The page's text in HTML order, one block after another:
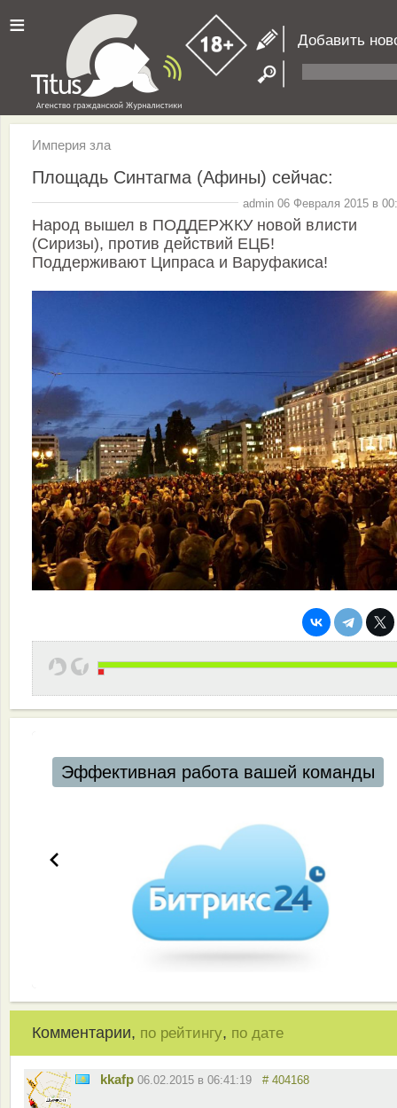
≡ Добавить
Империя зла
Площадь Синтагма (Афины) сейчас:
admin 06 Февраля 2015 в
Народ вышел в ПОДДЕРЖКУ новой влисти
(Сиризы), против действий ЕЦБ!
Поддерживают Ципраса и Варуфакиса!
Эффективная работа вашей команды
Комментарии, по рейтингу, по дате
kkafp 06.02.2015 в 06:41:19 # 404168